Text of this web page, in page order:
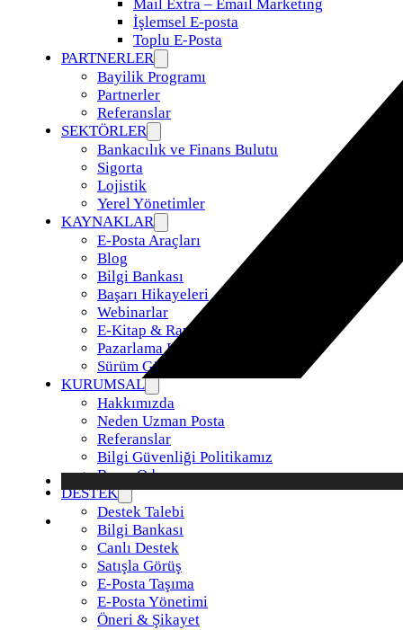
Mail Extra – Email Marketing
İşlemsel E-posta
Toplu E-Posta
PARTNERLER
Bayilik Programı
Partnerler
Referanslar
SEKTÖRLER
Bankacılık ve Finans Bulutu
Sigorta
Lojistik
Yerel Yönetimler
KAYNAKLAR
E-Posta Araçları
Blog
Bilgi Bankası
Başarı Hikayeleri
Webinarlar
E-Kitap & Raporlar
Pazarlama Kiti
Sürüm Güncellemeleri
KURUMSAL
Hakkımızda
Neden Uzman Posta
Referanslar
Bilgi Güvenliği Politikamız
Basın Odası
DESTEK
Destek Talebi
Bilgi Bankası
Canlı Destek
Satışla Görüş
E-Posta Taşıma
E-Posta Yönetimi
Öneri & Şikayet